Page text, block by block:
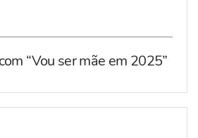
“Vou ser mãe em 2025”